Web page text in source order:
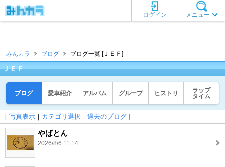
メニュー
ログイン
みんカラ ブログ ブログ一覧 [ＪＥＦ]
ＪＥＦ
ブログ 愛車紹介 アルバム グループ ヒストリ
ラップ
タイム
[ 写真表示 ｜ カテゴリ選択 ｜ 過去のブログ ]
やばとん
2026/8/6 11:14